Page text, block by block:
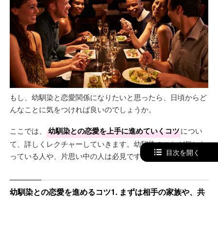
もし、幼馴染と恋愛関係になりたいと思ったら、日頃からど
んなことに気をつければ良いのでしょうか。
ここでは、 幼馴染との恋愛を上手に進めていくコツについ
て、詳しくレクチャーしていきます。幼馴染のことが気にな
っている人や、片思い中の人は必見ですよ。
幼馴染との恋愛を進めるコツ1. まずは相手の家族や、共
目次を開く